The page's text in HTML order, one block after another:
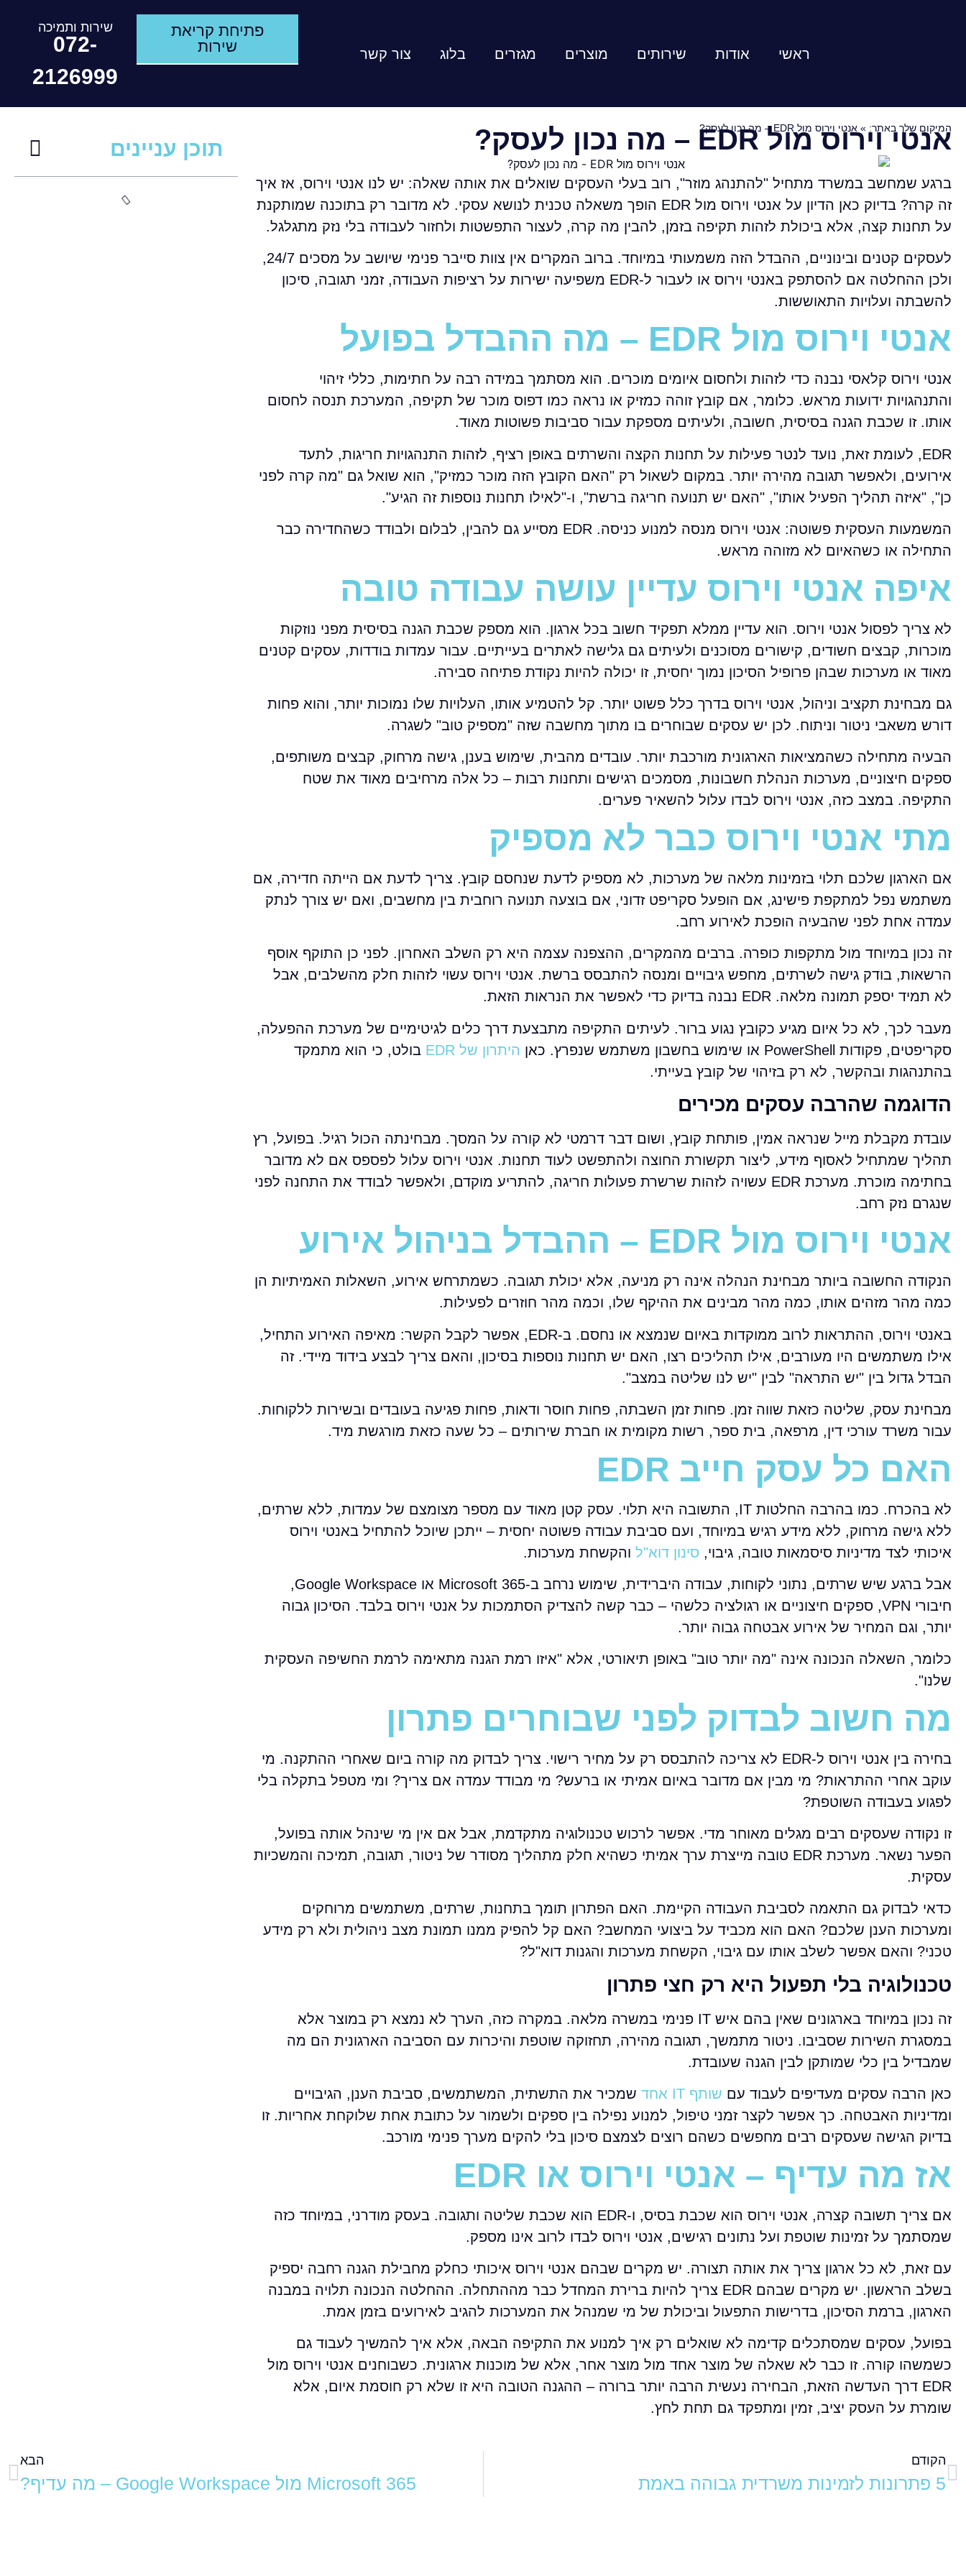
ראשי אודות שירותים מוצרים מגזרים בלוג צור קשר
פתיחת קריאת
שירות
שירות ותמיכה
072-
2126999
המיקום שלך באתר: » אנטי וירוס מול EDR – מה נכון לעסק?
אנטי וירוס מול EDR – מה נכון לעסק?
ברגע שמחשב במשרד מתחיל "להתנהג מוזר", רוב בעלי העסקים שואלים את אותה שאלה: יש לנו אנטי וירוס, אז איך
זה קרה? בדיוק כאן הדיון על אנטי וירוס מול EDR הופך משאלה טכנית לנושא עסקי. לא מדובר רק בתוכנה שמותקנת
על תחנות קצה, אלא ביכולת לזהות תקיפה בזמן, להבין מה קרה, לעצור התפשטות ולחזור לעבודה בלי נזק מתגלגל.
לעסקים קטנים ובינוניים, ההבדל הזה משמעותי במיוחד. ברוב המקרים אין צוות סייבר פנימי שיושב על מסכים 24/7,
ולכן ההחלטה אם להסתפק באנטי וירוס או לעבור ל-EDR משפיעה ישירות על רציפות העבודה, זמני תגובה, סיכון
להשבתה ועלויות התאוששות.
אנטי וירוס מול EDR – מה ההבדל בפועל
אנטי וירוס קלאסי נבנה כדי לזהות ולחסום איומים מוכרים. הוא מסתמך במידה רבה על חתימות, כללי זיהוי
והתנהגויות ידועות מראש. כלומר, אם קובץ זוהה כמזיק או נראה כמו דפוס מוכר של תקיפה, המערכת תנסה לחסום
אותו. זו שכבת הגנה בסיסית, חשובה, ולעיתים מספקת עבור סביבות פשוטות מאוד.
EDR, לעומת זאת, נועד לנטר פעילות על תחנות הקצה והשרתים באופן רציף, לזהות התנהגויות חריגות, לתעד
אירועים, ולאפשר תגובה מהירה יותר. במקום לשאול רק "האם הקובץ הזה מוכר כמזיק", הוא שואל גם "מה קרה לפני
כן", "איזה תהליך הפעיל אותו", "האם יש תנועה חריגה ברשת", ו-"לאילו תחנות נוספות זה הגיע".
המשמעות העסקית פשוטה: אנטי וירוס מנסה למנוע כניסה. EDR מסייע גם להבין, לבלום ולבודד כשהחדירה כבר
התחילה או כשהאיום לא מזוהה מראש.
איפה אנטי וירוס עדיין עושה עבודה טובה
לא צריך לפסול אנטי וירוס. הוא עדיין ממלא תפקיד חשוב בכל ארגון. הוא מספק שכבת הגנה בסיסית מפני נוזקות
מוכרות, קבצים חשודים, קישורים מסוכנים ולעיתים גם גלישה לאתרים בעייתיים. עבור עמדות בודדות, עסקים קטנים
מאוד או מערכות שבהן פרופיל הסיכון נמוך יחסית, זו יכולה להיות נקודת פתיחה סבירה.
גם מבחינת תקציב וניהול, אנטי וירוס בדרך כלל פשוט יותר. קל להטמיע אותו, העלויות שלו נמוכות יותר, והוא פחות
דורש משאבי ניטור וניתוח. לכן יש עסקים שבוחרים בו מתוך מחשבה שזה "מספיק טוב" לשגרה.
הבעיה מתחילה כשהמציאות הארגונית מורכבת יותר. עובדים מהבית, שימוש בענן, גישה מרחוק, קבצים משותפים,
ספקים חיצוניים, מערכות הנהלת חשבונות, מסמכים רגישים ותחנות רבות – כל אלה מרחיבים מאוד את שטח
התקיפה. במצב כזה, אנטי וירוס לבדו עלול להשאיר פערים.
מתי אנטי וירוס כבר לא מספיק
אם הארגון שלכם תלוי בזמינות מלאה של מערכות, לא מספיק לדעת שנחסם קובץ. צריך לדעת אם הייתה חדירה, אם
משתמש נפל למתקפת פישינג, אם הופעל סקריפט זדוני, אם בוצעה תנועה רוחבית בין מחשבים, ואם יש צורך לנתק
עמדה אחת לפני שהבעיה הופכת לאירוע רחב.
זה נכון במיוחד מול מתקפות כופרה. ברבים מהמקרים, ההצפנה עצמה היא רק השלב האחרון. לפני כן התוקף אוסף
הרשאות, בודק גישה לשרתים, מחפש גיבויים ומנסה להתבסס ברשת. אנטי וירוס עשוי לזהות חלק מהשלבים, אבל
לא תמיד יספק תמונה מלאה. EDR נבנה בדיוק כדי לאפשר את הנראות הזאת.
מעבר לכך, לא כל איום מגיע כקובץ נגוע ברור. לעיתים התקיפה מתבצעת דרך כלים לגיטימיים של מערכת ההפעלה,
סקריפטים, פקודות PowerShell או שימוש בחשבון משתמש שנפרץ. כאן
היתרון של EDR
בולט, כי הוא מתמקד
בהתנהגות ובהקשר, לא רק בזיהוי של קובץ בעייתי.
הדוגמה שהרבה עסקים מכירים
עובדת מקבלת מייל שנראה אמין, פותחת קובץ, ושום דבר דרמטי לא קורה על המסך. מבחינתה הכול רגיל. בפועל, רץ
תהליך שמתחיל לאסוף מידע, ליצור תקשורת החוצה ולהתפשט לעוד תחנות. אנטי וירוס עלול לפספס אם לא מדובר
בחתימה מוכרת. מערכת EDR עשויה לזהות שרשרת פעולות חריגה, להתריע מוקדם, ולאפשר לבודד את התחנה לפני
שנגרם נזק רחב.
אנטי וירוס מול EDR – ההבדל בניהול אירוע
הנקודה החשובה ביותר מבחינת הנהלה אינה רק מניעה, אלא יכולת תגובה. כשמתרחש אירוע, השאלות האמיתיות הן
כמה מהר מזהים אותו, כמה מהר מבינים את ההיקף שלו, וכמה מהר חוזרים לפעילות.
באנטי וירוס, ההתראות לרוב ממוקדות באיום שנמצא או נחסם. ב-EDR, אפשר לקבל הקשר: מאיפה האירוע התחיל,
אילו משתמשים היו מעורבים, אילו תהליכים רצו, האם יש תחנות נוספות בסיכון, והאם צריך לבצע בידוד מיידי. זה
הבדל גדול בין "יש התראה" לבין "יש לנו שליטה במצב".
מבחינת עסק, שליטה כזאת שווה זמן. פחות זמן השבתה, פחות חוסר ודאות, פחות פגיעה בעובדים ובשירות ללקוחות.
עבור משרד עורכי דין, מרפאה, בית ספר, רשות מקומית או חברת שירותים – כל שעה כזאת מורגשת מיד.
האם כל עסק חייב EDR
לא בהכרח. כמו בהרבה החלטות IT, התשובה היא תלוי. עסק קטן מאוד עם מספר מצומצם של עמדות, ללא שרתים,
ללא גישה מרחוק, ללא מידע רגיש במיוחד, ועם סביבת עבודה פשוטה יחסית – ייתכן שיוכל להתחיל באנטי וירוס
איכותי לצד מדיניות סיסמאות טובה, גיבוי, סינון דוא"ל והקשחת מערכות.
אבל ברגע שיש שרתים, נתוני לקוחות, עבודה היברידית, שימוש נרחב ב-Microsoft 365 או Google Workspace,
חיבורי VPN, ספקים חיצוניים או רגולציה כלשהי – כבר קשה להצדיק הסתמכות על אנטי וירוס בלבד. הסיכון גבוה
יותר, וגם המחיר של אירוע אבטחה גבוה יותר.
כלומר, השאלה הנכונה אינה "מה יותר טוב" באופן תיאורטי, אלא "איזו רמת הגנה מתאימה לרמת החשיפה העסקית
שלנו".
מה חשוב לבדוק לפני שבוחרים פתרון
בחירה בין אנטי וירוס ל-EDR לא צריכה להתבסס רק על מחיר רישוי. צריך לבדוק מה קורה ביום שאחרי ההתקנה. מי
עוקב אחרי ההתראות? מי מבין אם מדובר באיום אמיתי או ברעש? מי מבודד עמדה אם צריך? ומי מטפל בתקלה בלי
לפגוע בעבודה השוטפת?
זו נקודה שעסקים רבים מגלים מאוחר מדי. אפשר לרכוש טכנולוגיה מתקדמת, אבל אם אין מי שינהל אותה בפועל,
הפער נשאר. מערכת EDR טובה מייצרת ערך אמיתי כשהיא חלק מתהליך מסודר של ניטור, תגובה, תמיכה והמשכיות
עסקית.
כדאי לבדוק גם התאמה לסביבת העבודה הקיימת. האם הפתרון תומך בתחנות, שרתים, משתמשים מרוחקים
ומערכות הענן שלכם? האם הוא מכביד על ביצועי המחשב? האם קל להפיק ממנו תמונת מצב ניהולית ולא רק מידע
טכני? והאם אפשר לשלב אותו עם גיבוי, הקשחת מערכות והגנות דוא"ל?
טכנולוגיה בלי תפעול היא רק חצי פתרון
זה נכון במיוחד בארגונים שאין בהם איש IT פנימי במשרה מלאה. במקרה כזה, הערך לא נמצא רק במוצר אלא
במסגרת השירות שסביבו. ניטור מתמשך, תגובה מהירה, תחזוקה שוטפת והיכרות עם הסביבה הארגונית הם מה
שמבדיל בין כלי שמותקן לבין הגנה שעובדת.
כאן הרבה עסקים מעדיפים לעבוד עם שותף IT אחד
שמכיר את התשתית, המשתמשים, סביבת הענן, הגיבויים
ומדיניות האבטחה. כך אפשר לקצר זמני טיפול, למנוע נפילה בין ספקים ולשמור על כתובת אחת שלוקחת אחריות. זו
בדיוק הגישה שעסקים רבים מחפשים כשהם רוצים לצמצם סיכון בלי להקים מערך פנימי מורכב.
אז מה עדיף – אנטי וירוס או EDR
אם צריך תשובה קצרה, אנטי וירוס הוא שכבת בסיס, ו-EDR הוא שכבת שליטה ותגובה. בעסק מודרני, במיוחד כזה
שמסתמך על זמינות שוטפת ועל נתונים רגישים, אנטי וירוס לבדו לרוב אינו מספק.
עם זאת, לא כל ארגון צריך את אותה תצורה. יש מקרים שבהם אנטי וירוס איכותי כחלק מחבילת הגנה רחבה יספיק
בשלב הראשון. יש מקרים שבהם EDR צריך להיות ברירת המחדל כבר מההתחלה. ההחלטה הנכונה תלויה במבנה
הארגון, ברמת הסיכון, בדרישות התפעול וביכולת של מי שמנהל את המערכות להגיב לאירועים בזמן אמת.
בפועל, עסקים שמסתכלים קדימה לא שואלים רק איך למנוע את התקיפה הבאה, אלא איך להמשיך לעבוד גם
כשמשהו קורה. זו כבר לא שאלה של מוצר אחד מול מוצר אחר, אלא של מוכנות ארגונית. כשבוחנים אנטי וירוס מול
EDR דרך העדשה הזאת, הבחירה נעשית הרבה יותר ברורה – ההגנה הטובה היא זו שלא רק חוסמת איום, אלא
שומרת על העסק יציב, זמין ומתפקד גם תחת לחץ.
תוכן עניינים
הקודם
5 פתרונות לזמינות משרדית גבוהה באמת
הבא
Microsoft 365 מול Google Workspace – מה עדיף?